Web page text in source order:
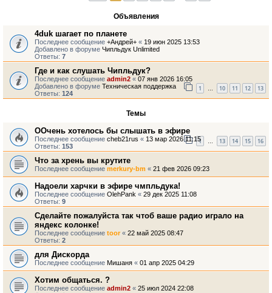
Объявления
4duk шагает по планете
Последнее сообщение +Андрей+ « 19 июн 2025 13:53
Добавлено в форуме Чипльдук Unlimited
Ответы: 7
Где и как слушать Чипльдук?
Последнее сообщение admin2 « 07 янв 2026 16:05
Добавлено в форуме Техническая поддержка
Ответы: 124
1 … 10 11 12 13
Темы
ООчень хотелось бы слышать в эфире
Последнее сообщение cheb21rus « 13 мар 2026 11:15
Ответы: 153
1 … 13 14 15 16
Что за хрень вы крутите
Последнее сообщение merkury-bm « 21 фев 2026 09:23
Надоели харчки в эфире чмпльдука!
Последнее сообщение OlehPank « 29 дек 2025 11:08
Ответы: 9
Сделайте пожалуйста так чтоб ваше радио играло на
яндекс колонке!
Последнее сообщение toor « 22 май 2025 08:47
Ответы: 2
для Дискорда
Последнее сообщение Мишаня « 01 апр 2025 04:29
Хотим общаться. ?
Последнее сообщение admin2 « 25 июл 2024 22:08